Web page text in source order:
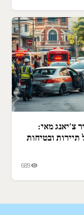
צ'יאנג מאי:
ובטיחות
689